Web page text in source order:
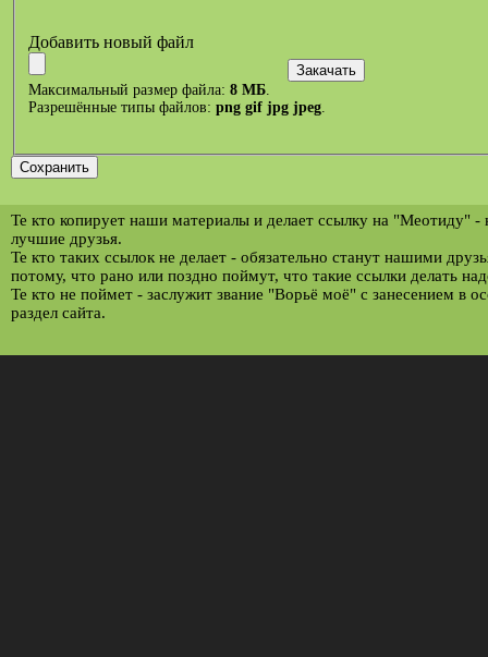
Добавить новый файл
Максимальный размер файла: 8 МБ
Разрешённые типы файлов: png gif jpg jpeg
Те кто копирует наши материалы и делает ссылку на "Меотиду" -
лучшие друзья.
Те кто таких ссылок не делает - обязательно станут нашими
потому, что рано или поздно поймут, что такие ссылки делать
Те кто не поймет - заслужит звание "Ворьё моё" с занесением в
раздел сайта.